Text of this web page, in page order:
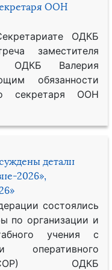
ООН
ОДКБ
заместителя
ОДКБ Валерия
обязанности
секретаря ООН
детали
2026»,
состоялись
по организации и
учения с
оперативного
ОДКБ